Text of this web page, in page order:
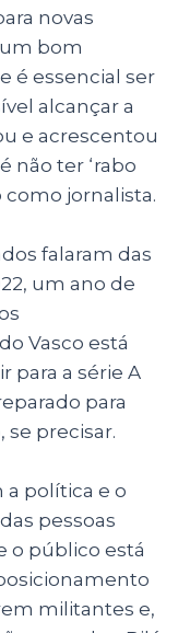
novas
bom
é essencial ser
alcançar a
e acrescentou
não ter ‘rabo
como jornalista.
falaram das
um ano de
Vasco está
para a série A
para
precisar.
a política e o
pessoas
o público está
militantes e,